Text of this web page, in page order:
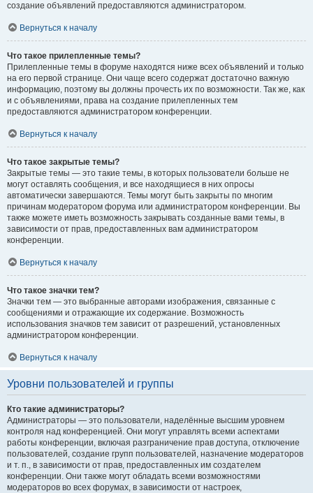
создание объявлений предоставляются администратором.
Вернуться к началу
Что такое прилепленные темы?
Прилепленные темы в форуме находятся ниже всех объявлений и только
на его первой странице. Они чаще всего содержат достаточно важную
информацию, поэтому вы должны прочесть их по возможности. Так же, как
и с объявлениями, права на создание прилепленных тем
предоставляются администратором конференции.
Вернуться к началу
Что такое закрытые темы?
Закрытые темы — это такие темы, в которых пользователи больше не
могут оставлять сообщения, и все находящиеся в них опросы
автоматически завершаются. Темы могут быть закрыты по многим
причинам модератором форума или администратором конференции. Вы
также можете иметь возможность закрывать созданные вами темы, в
зависимости от прав, предоставленных вам администратором
конференции.
Вернуться к началу
Что такое значки тем?
Значки тем — это выбранные авторами изображения, связанные с
сообщениями и отражающие их содержание. Возможность
использования значков тем зависит от разрешений, установленных
администратором конференции.
Вернуться к началу
Уровни пользователей и группы
Кто такие администраторы?
Администраторы — это пользователи, наделённые высшим уровнем
контроля над конференцией. Они могут управлять всеми аспектами
работы конференции, включая разграничение прав доступа, отключение
пользователей, создание групп пользователей, назначение модераторов
и т. п., в зависимости от прав, предоставленных им создателем
конференции. Они также могут обладать всеми возможностями
модераторов во всех форумах, в зависимости от настроек,